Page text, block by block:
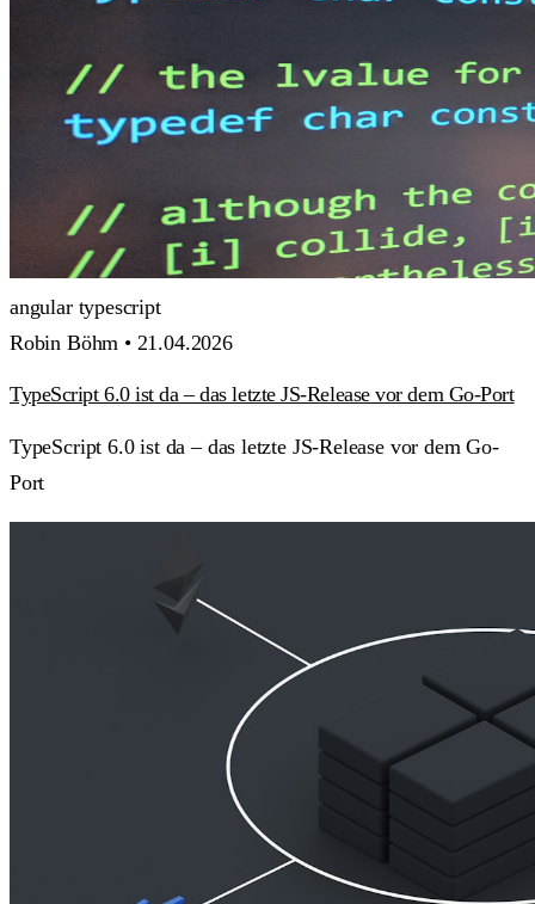
angular typescript
Robin Böhm • 21.04.2026
TypeScript 6.0 ist da – das letzte JS-Release vor dem Go-Port
TypeScript 6.0 ist da – das letzte JS-Release vor dem Go-
Port